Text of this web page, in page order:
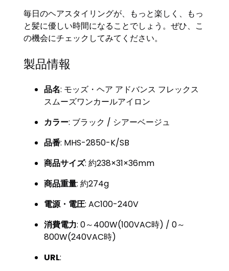
毎日のヘアスタイリングが、もっと楽しく、もっ
と髪に優しい時間になることでしょう。ぜひ、こ
の機会にチェックしてみてください。
製品情報
品名: モッズ・ヘア アドバンス フレックス
スムーズワンカールアイロン
カラー: ブラック / シアーベージュ
品番: MHS-2850-K/SB
商品サイズ: 約238×31×36mm
商品重量: 約274g
電源・電圧: AC100-240V
消費電力: 0～400W(100VAC時) / 0～
800W(240VAC時)
URL: